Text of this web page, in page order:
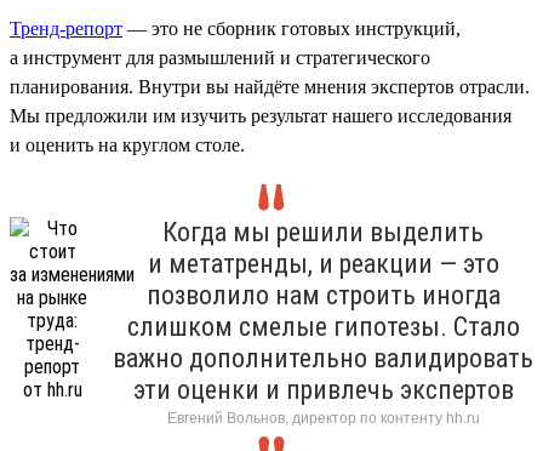
Тренд-репорт — это не сборник готовых инструкций,
а инструмент для размышлений и стратегического
планирования. Внутри вы найдёте мнения экспертов отрасли.
Мы предложили им изучить результат нашего исследования
и оценить на круглом столе.
Когда мы решили выделить
и метатренды, и реакции — это
позволило нам строить иногда
слишком смелые гипотезы. Стало
важно дополнительно валидировать
эти оценки и привлечь экспертов
Евгений Вольнов, директор по контенту hh.ru